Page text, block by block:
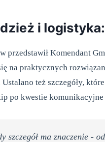
i
przedstawił Komendant
na praktycznych
też szczegóły,
po kwestie komunikacyjne
szczegół ma znaczenie -